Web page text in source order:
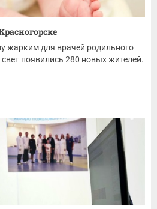
жарким для врачей родильного
появились 280 новых жителей.